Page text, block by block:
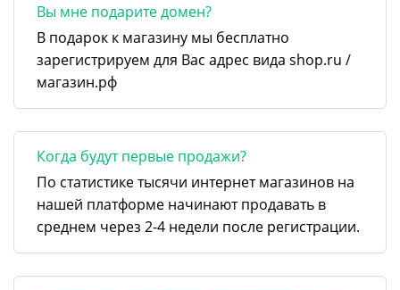
Вы мне подарите домен?
В подарок к магазину мы бесплатно
зарегистрируем для Вас адрес вида shop.ru /
магазин.рф
Когда будут первые продажи?
По статистике тысячи интернет магазинов на
нашей платформе начинают продавать в
среднем через 2-4 недели после регистрации.